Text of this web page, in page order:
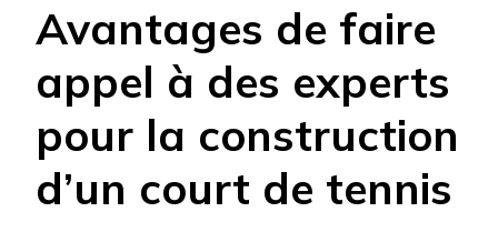
Avantages de faire
appel à des experts
pour la construction
d’un court de tennis